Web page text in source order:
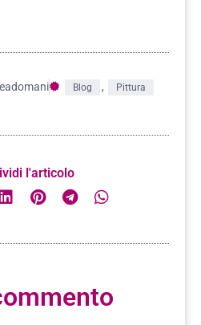
Blog , Pittura
l'articolo